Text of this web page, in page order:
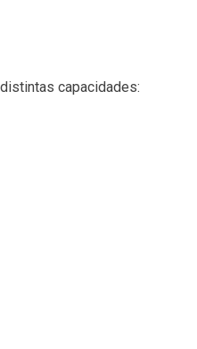
capacidades: